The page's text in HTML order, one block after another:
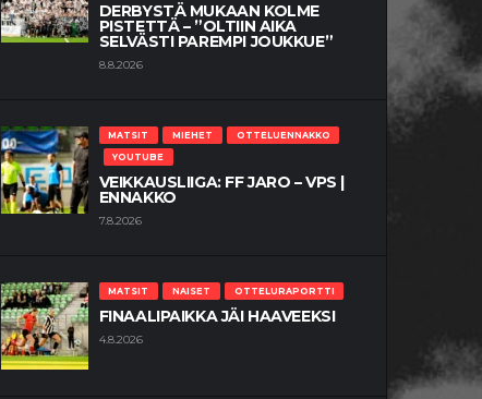
DERBYSTÄ MUKAAN KOLME
PISTETTÄ – ”OLTIIN AIKA
SELVÄSTI PAREMPI JOUKKUE”
8.8.2026
MATSIT MIEHET
OTTELUENNAKKO
YOUTUBE
VEIKKAUSLIIGA: FF JARO – VPS |
ENNAKKO
7.8.2026
MATSIT NAISET OTTELURAPORTTI
FINAALIPAIKKA JÄI HAAVEEKSI
4.8.2026